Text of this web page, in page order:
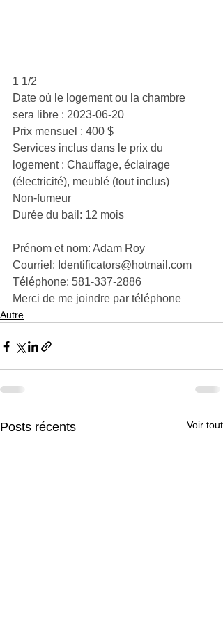
1 1/2
Date où le logement ou la chambre
sera libre : 2023-06-20
Prix mensuel : 400 $
Services inclus dans le prix du
logement : Chauffage, éclairage
(électricité), meublé (tout inclus)
Non-fumeur
Durée du bail: 12 mois
Prénom et nom: Adam Roy
Courriel: Identificators@hotmail.com
Téléphone: 581-337-2886
Merci de me joindre par téléphone
Autre
Posts récents Voir tout